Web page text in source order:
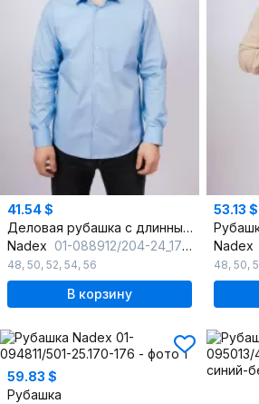
41.54 $
Деловая рубашка с длинным рукавом и классическим воротником
Nadex 01-088912/204-24_170 голубой
48, 50, 52, 54, 56
В корзину
53.13 $
Nadex
48, 50,
59.83 $
Рубашка